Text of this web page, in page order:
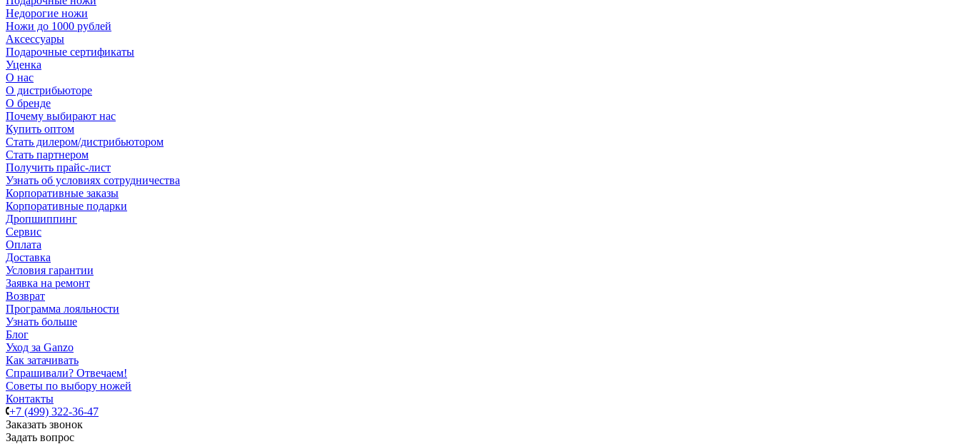
Недорогие ножи
Ножи до 1000 рублей
Аксессуары
Подарочные сертификаты
Уценка
О нас
О дистрибьюторе
О бренде
Почему выбирают нас
Купить оптом
Стать дилером/дистрибьютором
Стать партнером
Получить прайс-лист
Узнать об условиях сотрудничества
Корпоративные заказы
Корпоративные подарки
Дропшиппинг
Сервис
Оплата
Доставка
Условия гарантии
Заявка на ремонт
Возврат
Программа лояльности
Узнать больше
Блог
Уход за Ganzo
Как затачивать
Спрашивали? Отвечаем!
Советы по выбору ножей
Контакты
+7 (499) 322-36-47
Заказать звонок
Задать вопрос